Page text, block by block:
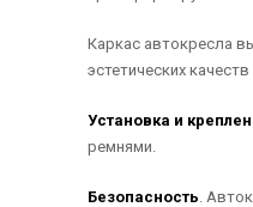
Каркас автокресла
эстетических
Установка и
ремнями.
Безопасность.